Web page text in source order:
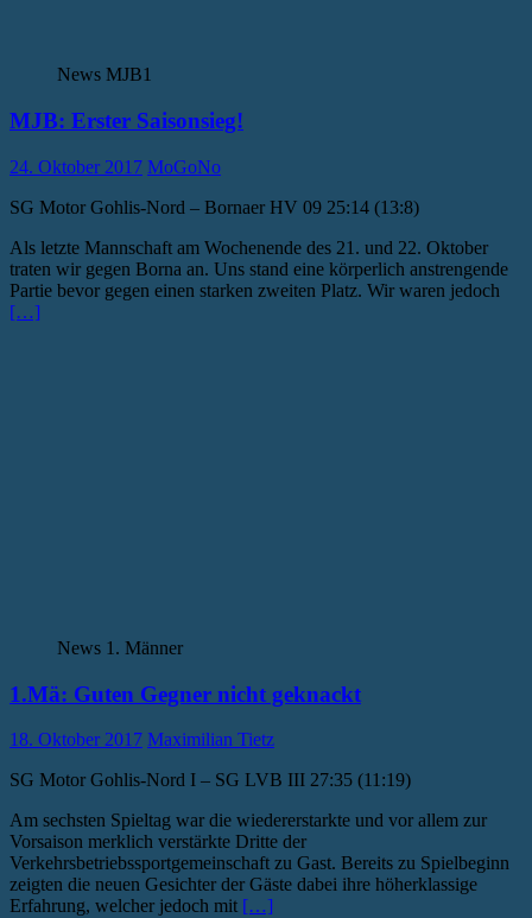
News MJB1
MJB: Erster Saisonsieg!
24. Oktober 2017 MoGoNo
SG Motor Gohlis-Nord – Bornaer HV 09 25:14 (13:8)
Als letzte Mannschaft am Wochenende des 21. und 22. Oktober
traten wir gegen Borna an. Uns stand eine körperlich anstrengende
Partie bevor gegen einen starken zweiten Platz. Wir waren jedoch
[…]
News 1. Männer
1.Mä: Guten Gegner nicht geknackt
18. Oktober 2017 Maximilian Tietz
SG Motor Gohlis-Nord I – SG LVB III 27:35 (11:19)
Am sechsten Spieltag war die wiedererstarkte und vor allem zur
Vorsaison merklich verstärkte Dritte der
Verkehrsbetriebssportgemeinschaft zu Gast. Bereits zu Spielbeginn
zeigten die neuen Gesichter der Gäste dabei ihre höherklassige
Erfahrung, welcher jedoch mit […]